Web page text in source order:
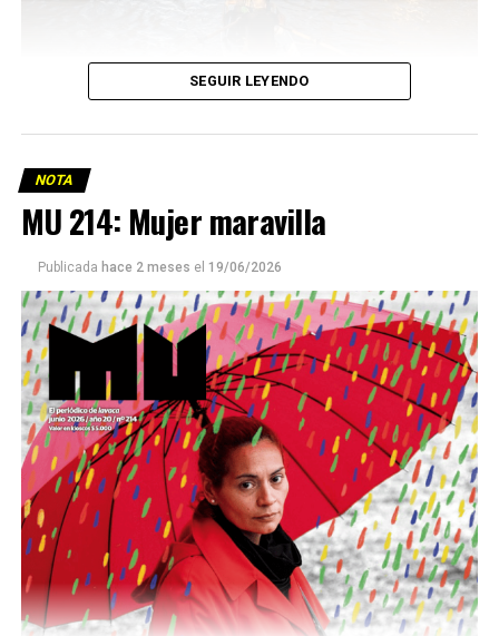
Este número 215 de MU ☝️viene con doble tapa, que
podría ser una frase:
Sin chamuyo, a remarla.
Descargar la Mu en PDF
SEGUIR LEYENDO
NOTA
MU 214: Mujer maravilla
Publicada hace 2 meses el 19/06/2026